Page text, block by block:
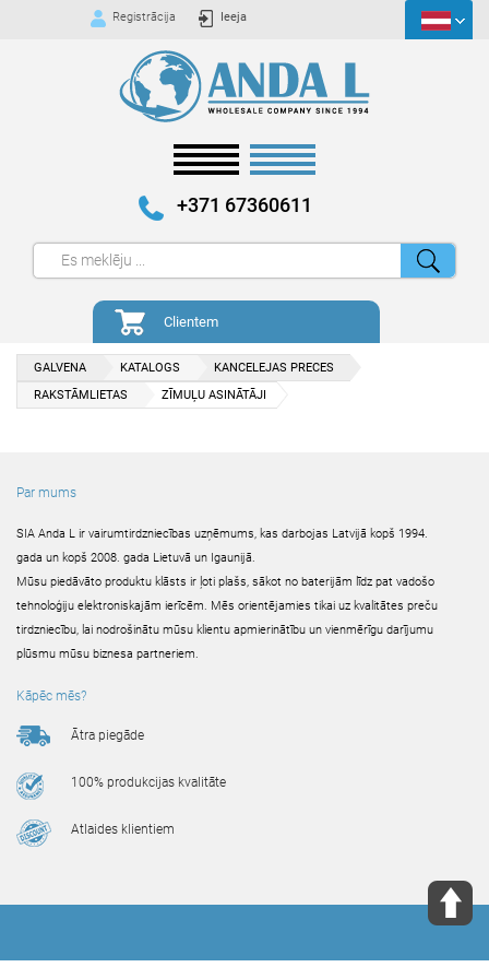
Registrācija Ieeja
+371 67360611
Clientem
GALVENA KATALOGS
KANCELEJAS PRECES
RAKSTĀMLIETAS
ZĪMUĻU ASINĀTĀJI
Par mums
SIA Anda L ir vairumtirdzniecības uzņēmums, kas darbojas Latvijā kopš 1994.
gada un kopš 2008. gada Lietuvā un Igaunijā.
Mūsu piedāvāto produktu klāsts ir ļoti plašs, sākot no baterijām līdz pat vadošo
tehnoloģiju elektroniskajām ierīcēm. Mēs orientējamies tikai uz kvalitātes preču
tirdzniecību, lai nodrošinātu mūsu klientu apmierinātību un vienmērīgu darījumu
plūsmu mūsu biznesa partneriem.
Kāpēc mēs?
Ātra piegāde
100% produkcijas kvalitāte
Atlaides klientiem